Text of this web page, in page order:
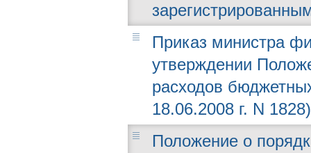
Приказ министра
утверждении
расходов
18.06.2008 г. N 1828)
Положение о